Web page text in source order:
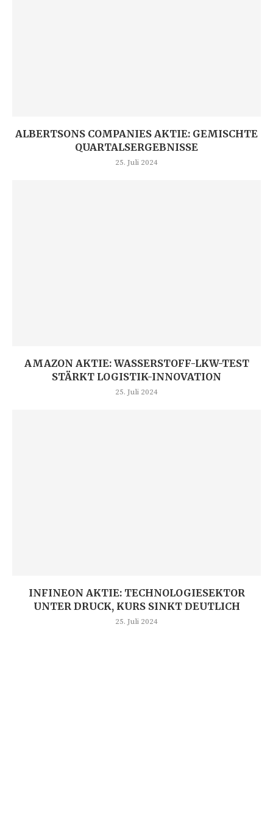
ALBERTSONS COMPANIES AKTIE: GEMISCHTE
QUARTALSERGEBNISSE
25. Juli 2024
AMAZON AKTIE: WASSERSTOFF-LKW-TEST
STÄRKT LOGISTIK-INNOVATION
25. Juli 2024
INFINEON AKTIE: TECHNOLOGIESEKTOR
UNTER DRUCK, KURS SINKT DEUTLICH
25. Juli 2024